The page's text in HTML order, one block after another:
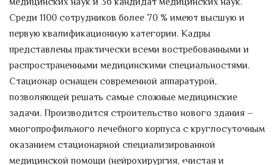
Среди 1100 сотрудников более 70 % имеют высшую и
первую квалификационную категории. Кадры
представлены практически всеми востребованными и
распространенными медицинскими специальностями.
Стационар оснащен современной аппаратурой,
позволяющей решать самые сложные медицинские
задачи. Производится строительство нового здания –
многопрофильного лечебного корпуса с круглосуточным
оказанием стационарной специализированной
медицинской помощи (нейрохирургия, «чистая и